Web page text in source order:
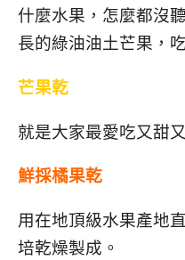
什麼水果，怎麼都沒
長的綠油油土芒果，
芒果乾
就是大家最愛吃又甜
鮮採橘果乾
用在地頂級水果產地
培乾燥製成。